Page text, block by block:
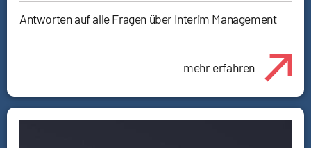
Antworten auf alle Fragen über Interim Management
mehr erfahren